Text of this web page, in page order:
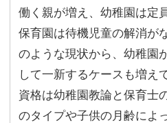
働く親が増え、幼稚園は定
保育園は待機児童の解消が
のような現状から、幼稚園
して一新するケースも増え
資格は幼稚園教論と保育士
のタイプや子供の月齢によ